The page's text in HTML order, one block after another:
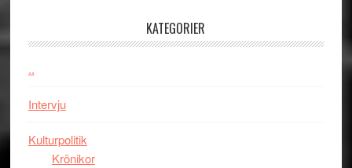
Jackie
Vem
KATEGORIER
..
Intervju
Kulturpolitik
Krönikor